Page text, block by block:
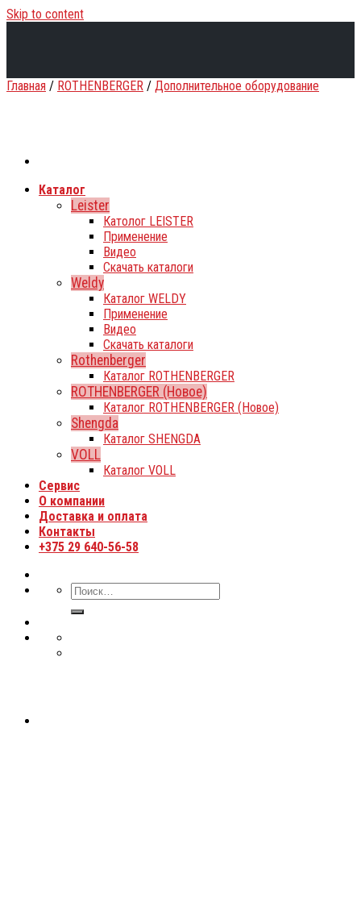
Skip to content
Каталог
Leister
Католог LEISTER
Применение
Видео
Скачать каталоги
Weldy
Каталог WELDY
Применение
Видео
Скачать каталоги
Rothenberger
Каталог ROTHENBERGER
ROTHENBERGER (Новое)
Каталог ROTHENBERGER (Новое)
Shengda
Каталог SHENGDA
VOLL
Каталог VOLL
Сервис
О компании
Доставка и оплата
Контакты
+375 29 640-56-58
Главная / ROTHENBERGER / Дополнительное оборудование